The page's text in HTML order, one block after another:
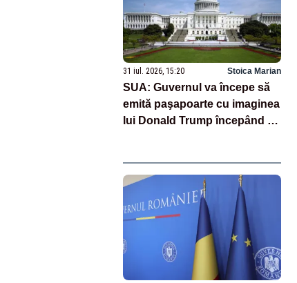
31 iul. 2026, 15:20 Stoica Marian
SUA: Guvernul va începe să
emită paşapoarte cu imaginea
lui Donald Trump începând cu